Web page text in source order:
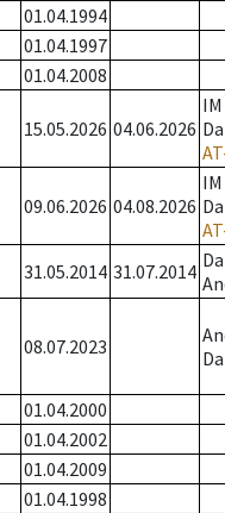
01.04.1994
01.04.1997
01.04.2008
15.05.2026 04.06.2026
09.06.2026 04.08.2026
31.05.2014 31.07.2014
08.07.2023
01.04.2000
01.04.2002
01.04.2009
01.04.1998